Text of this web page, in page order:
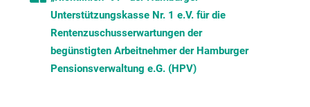
Unterstützungskasse Nr. 1 e.V. für die
Rentenzuschusserwartungen der
begünstigten Arbeitnehmer der Hamburger
Pensionsverwaltung e.G. (HPV)